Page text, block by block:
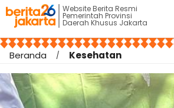
Website Berita Resmi
Pemerintah Provinsi
Daerah Khusus Jakarta
Beranda Kesehatan